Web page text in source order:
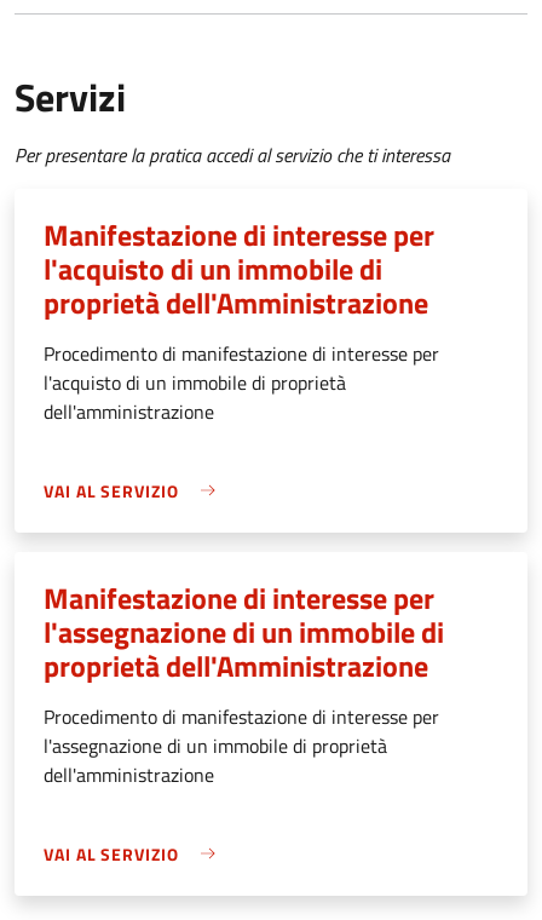
Servizi
Per presentare la pratica accedi al servizio che ti interessa
Manifestazione di interesse per
l'acquisto di un immobile di
proprietà dell'Amministrazione
Procedimento di manifestazione di interesse per
l'acquisto di un immobile di proprietà
dell'amministrazione
VAI AL SERVIZIO
Manifestazione di interesse per
l'assegnazione di un immobile di
proprietà dell'Amministrazione
Procedimento di manifestazione di interesse per
l'assegnazione di un immobile di proprietà
dell'amministrazione
VAI AL SERVIZIO